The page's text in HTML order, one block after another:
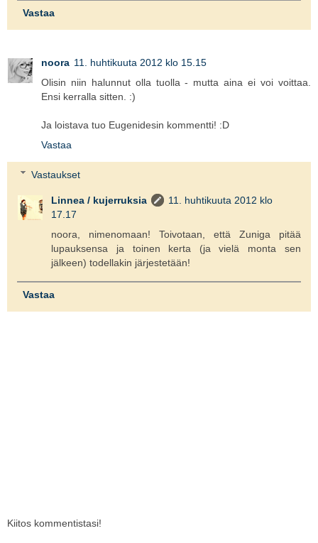
Vastaa
noora 11. huhtikuuta 2012 klo 15.15
Olisin niin halunnut olla tuolla - mutta aina ei voi voittaa.
Ensi kerralla sitten. :)
Ja loistava tuo Eugenidesin kommentti! :D
Vastaa
Vastaukset
Linnea / kujerruksia
11. huhtikuuta 2012 klo
17.17
noora, nimenomaan! Toivotaan, että Zuniga pitää
lupauksensa ja toinen kerta (ja vielä monta sen
jälkeen) todellakin järjestetään!
Vastaa
Kiitos kommentistasi!